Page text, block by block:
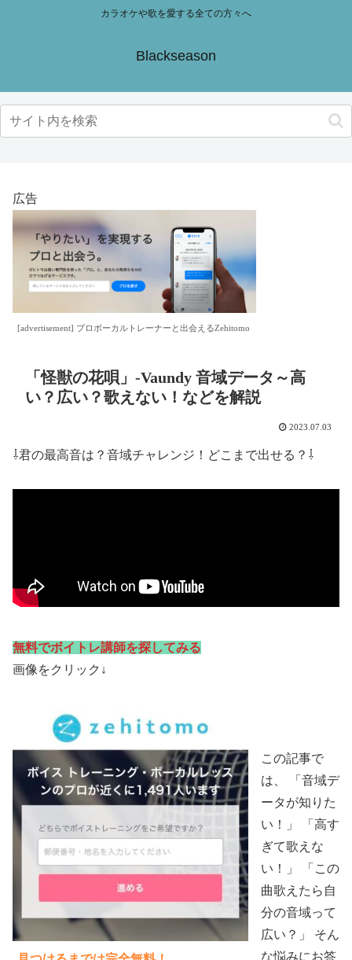
カラオケや歌を愛する全ての方々へ
Blackseason
広告
[advertisement] プロボーカルトレーナーと出会えるZehitomo
「怪獣の花唄」-Vaundy 音域データ～高
い？広い？歌えない！などを解説
2023.07.03
⇩君の最高音は？音域チャレンジ！どこまで出せる？⇩
無料でボイトレ講師を探してみる
画像をクリック↓
この記事で
は、 「音域デ
ータが知りた
い！」 「高す
ぎて歌えな
い！」 「この
曲歌えたら自
分の音域って
広い？」 そん
な悩みにお答